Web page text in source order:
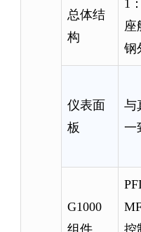
总体结
构
1
座
钢
仪表面
板
与
一
G1000
组件
控